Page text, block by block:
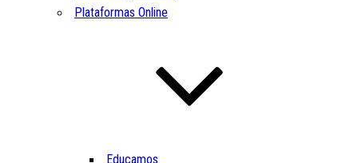
Plataformas Online
Educamos